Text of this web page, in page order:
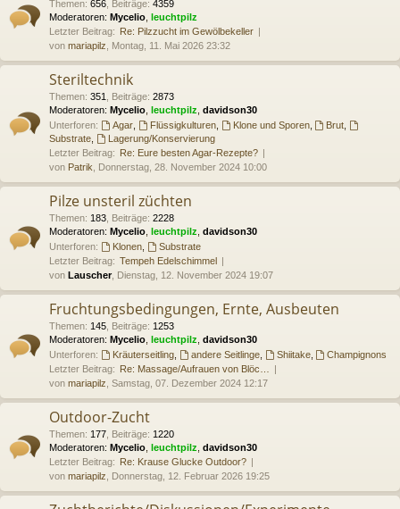
Themen: 656 Beiträge: 4359
Moderatoren: Mycelio leuchtpilz
Letzter Beitrag: Re: Pilzzucht im Gewölbekeller
von mariapilz , Montag, 11. Mai 2026 23:32
Steriltechnik
Themen: 351 Beiträge: 2873
Moderatoren: Mycelio leuchtpilz davidson30
Unterforen:
Agar, Flüssigkulturen, Klone und Sporen, Brut
Substrate
Lagerung/Konservierung
Letzter Beitrag: Re: Eure besten Agar-Rezepte?
von Patrik , Donnerstag, 28. November 2024 10:00
Pilze unsteril züchten
Themen: 183 Beiträge: 2228
Moderatoren: Mycelio leuchtpilz davidson30
Unterforen:
Klonen,
Substrate
Letzter Beitrag: Tempeh Edelschimmel
von Lauscher, Dienstag, 12. November 2024 19:07
Fruchtungsbedingungen, Ernte, Ausbeuten
Themen: 145 Beiträge: 1253
Moderatoren: Mycelio leuchtpilz davidson30
Unterforen:
Kräuterseitling, andere Seitlinge, Shiitake,
Champignons
Letzter Beitrag: Re: Massage/Aufrauen von Blöc…
von mariapilz , Samstag, 07. Dezember 2024 12:17
Outdoor-Zucht
Themen: 177 Beiträge: 1220
Moderatoren: Mycelio leuchtpilz davidson30
Letzter Beitrag: Re: Krause Glucke Outdoor?
von mariapilz , Donnerstag, 12. Februar 2026 19:25